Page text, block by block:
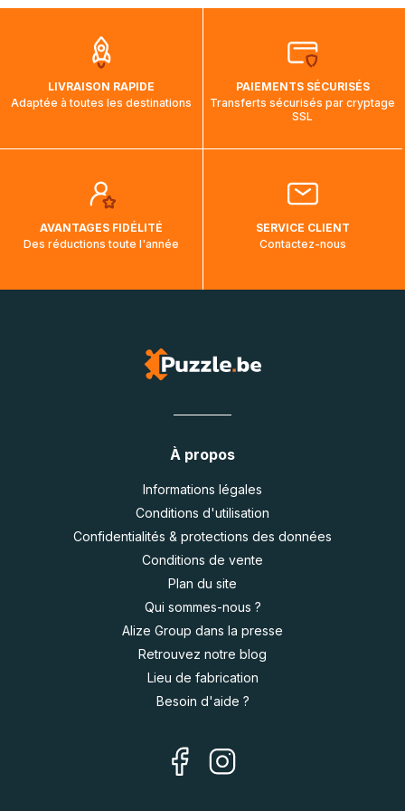
aura touché terre.
LIVRAISON RAPIDE
Adaptée à toutes les destinations
PAIEMENTS SÉCURISÉS
Transferts sécurisés par cryptage
SSL
AVANTAGES FIDÉLITÉ
Des réductions toute l'année
SERVICE CLIENT
Contactez-nous
À propos
Informations légales
Conditions d'utilisation
Confidentialités & protections des données
Conditions de vente
Plan du site
Qui sommes-nous ?
Alize Group dans la presse
Retrouvez notre blog
Lieu de fabrication
Besoin d'aide ?